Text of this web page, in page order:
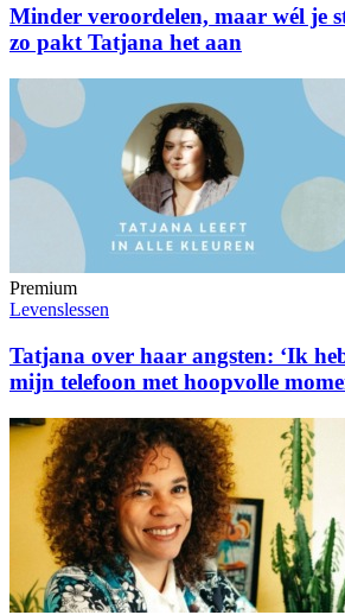
Minder veroordelen, maar wél je
zo pakt Tatjana het aan
Premium
Levenslessen
Tatjana over haar angsten: ‘Ik
mijn telefoon met hoopvolle